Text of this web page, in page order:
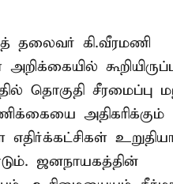
தலைவர் கி.வீரமணி
தொகுதி சீரமைப்பு
அதிகரிக்கும்
ஜனநாயகத்தின்